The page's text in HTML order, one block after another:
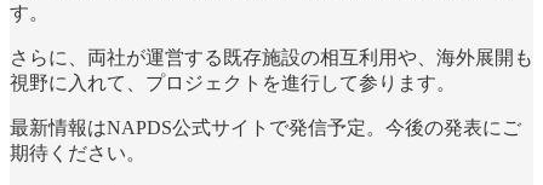
す。
さらに、両社が運営する既存施設の相互利用や、海外展開も
視野に入れて、プロジェクトを進行して参ります。
最新情報はNAPDS公式サイトで発信予定。今後の発表にご
期待ください。